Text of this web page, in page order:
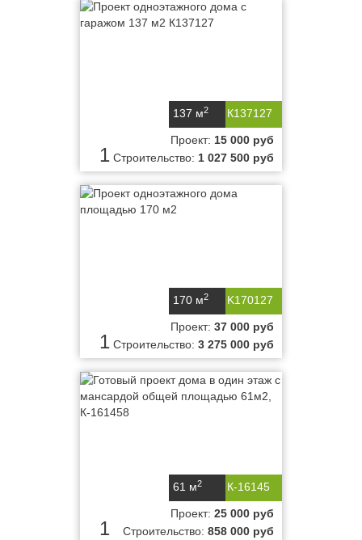
К137127
137 м2
1
Проект: 15 000 руб
Строительство: 1 027 500 руб
K170127
170 м2
1
Проект: 37 000 руб
Строительство: 3 275 000 руб
К-16145
61 м2
1
Проект: 25 000 руб
Строительство: 858 000 руб